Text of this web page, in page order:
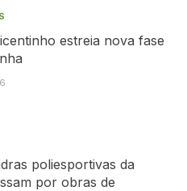
estreia nova fase
poliesportivas da
por obras de